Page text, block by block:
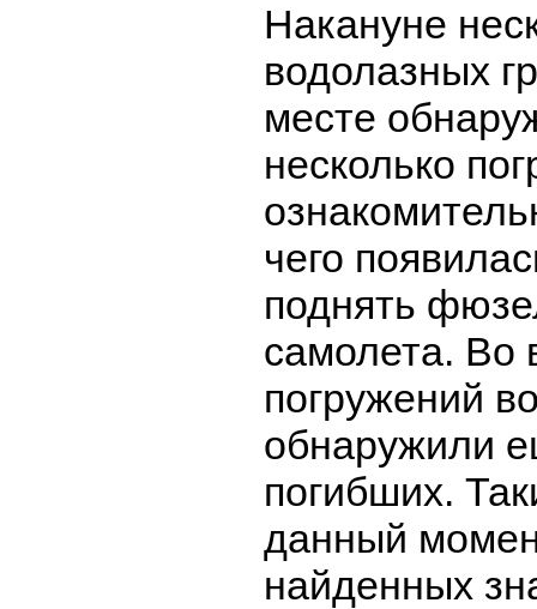
Накануне
водолазных
месте
несколько
чего
поднять
самолета. Во
погружений
обнаружили
погибших.
данный
найденных